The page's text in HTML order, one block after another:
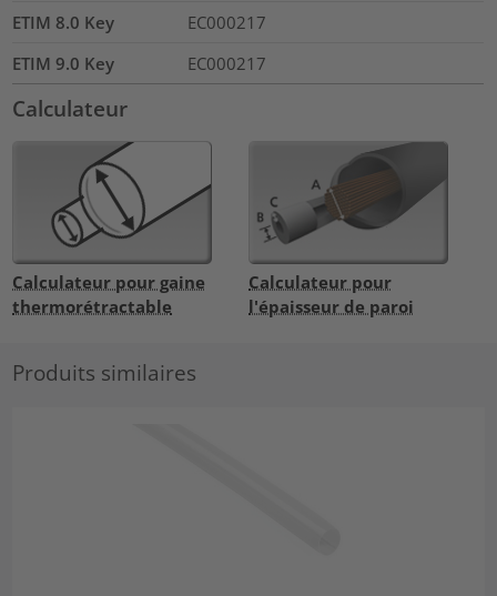
ETIM 8.0 Key
EC000217
ETIM 9.0 Key
EC000217
Calculateur
Calculateur pour gaine
thermorétractable
Calculateur pour
l'épaisseur de paroi
Produits similaires